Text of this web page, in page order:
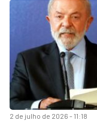
2 de julho de 2026 - 11:18